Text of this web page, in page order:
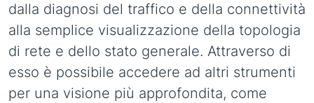
dalla diagnosi del traffico e della connettività
alla semplice visualizzazione della topologia
di rete e dello stato generale. Attraverso di
esso è possibile accedere ad altri strumenti
per una visione più approfondita, come